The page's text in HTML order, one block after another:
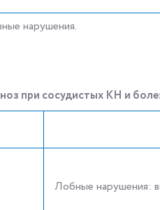
нарушения.
при сосудистых КН и
Лобные нарушения: